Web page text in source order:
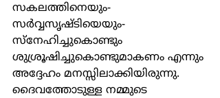
സകലത്തിനെയും-
സര്‍വ്വസൃഷ്ടിയെയും-
സ്നേഹിച്ചുകൊണ്ടും
ശുശ്രൂഷിച്ചുകൊണ്ടുമാകണം എന്നും
അദ്ദേഹം മനസ്സിലാക്കിയിരുന്നു.
ദൈവത്തോടുള്ള നമ്മുടെ